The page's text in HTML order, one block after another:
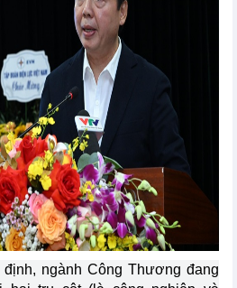
ngành Công Thương đang